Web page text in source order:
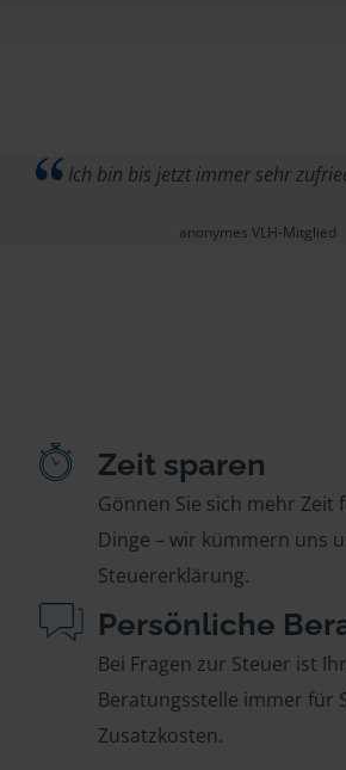
Ich bin bis jetzt immer sehr
anonymes VLH-Mitglied
Zeit sparen
Gönnen Sie sich mehr Zeit
Dinge – wir kümmern uns
Steuererklärung.
Persönliche
Bei Fragen zur Steuer ist
Beratungsstelle immer für
Zusatzkosten.